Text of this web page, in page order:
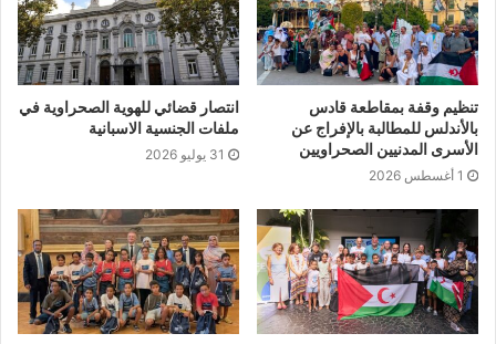
لأمجاد ونضالات الآباء والتمسك بالهوية الوطنية والعادات
والتقاليد الأصيلة كي يستمروا على نفس النهج حتى تحقيق
النصر والإستقلال،كما تم خلاله تكريم أعضاء من الحالية
الصحراوية بتنريفي من قبل مكتب الجمعية وذلك عرفانا
بمجهوداتهم في سبيل النهوض بالقضية الصحراوية والدفاع عنها.
كناريا/26/05/202
تنظيم وقفة بمقاطعة قادس
بالأندلس للمطالبة بالإفراج عن
الأسرى المدنيين الصحراويين
1 أغسطس 2026
انتصار قضائي للهوية الصحراوية في
ملفات الجنسية الاسبانية
31 يوليو 2026